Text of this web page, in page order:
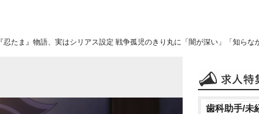
『忍たま』物語、実はシリアス設定 戦争孤児のきり丸に「闇が深い」「知ら
歯科助手/未